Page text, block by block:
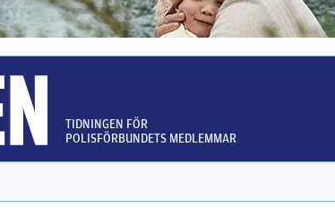
TIDNINGEN FÖR
POLISFÖRBUNDETS MEDLEMMAR